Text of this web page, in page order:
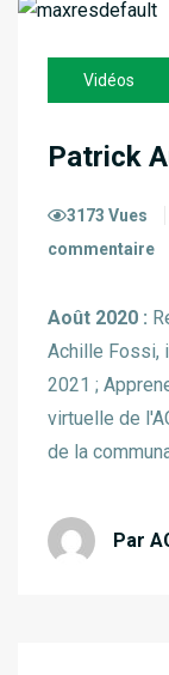
Vidéos
Patrick
3173 Vues
commentaire
Août 2020 :
Achille Fossi,
2021 ;
virtuelle de
de la
Par